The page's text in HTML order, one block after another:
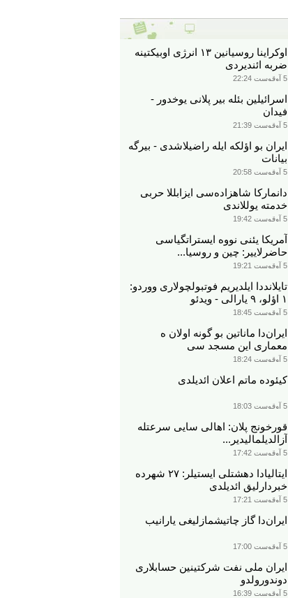
اوکراینا روسیانین ۱۳ انرژی اوبیکتینه
ضربه ائندیردی
5 آوقوست 22:24
اسرائیلین بئله بیر پلانی یوخدور -
فیدان
5 آوقوست 21:39
ایران بو اؤلکه ایله راضیلاشدی - بیرگه
بیانات
5 آوقوست 20:58
دانمارکا شاهزاده‌سی ایزابللا حربی
خدمته یوللاندی
5 آوقوست 19:42
آمریکا یئنی نووه ایستراتگیاسی
حاضرلاییر: چین و روسیا...
5 آوقوست 19:21
تایلانددا ایلدیریم فوتبولچولاری ووردو:
۱ اؤلو، ۹ یارالی - ویدئو
5 آوقوست 18:45
ایران‌دا ماناتین بو گونه اولان ه
معماری این مسجد سی
5 آوقوست 18:24
کیئوده ماتم اعلان ائدیلدی
5 آوقوست 18:03
قورخونج پلان: اهالی سایی سرعتله
آزالدیلمالیدیر...
5 آوقوست 17:42
ایتالیادا دهشتلی ایستیلر: ۲۷ شهرده
خبردارلیق ائدیلدی
5 آوقوست 17:21
ایران‌دا گاز چاتیشمازلیغی یارانیب
5 آوقوست 17:00
ایران ملی نفت شرکتینین حسابلاری
دوندورولدو
5 آوقوست 16:39